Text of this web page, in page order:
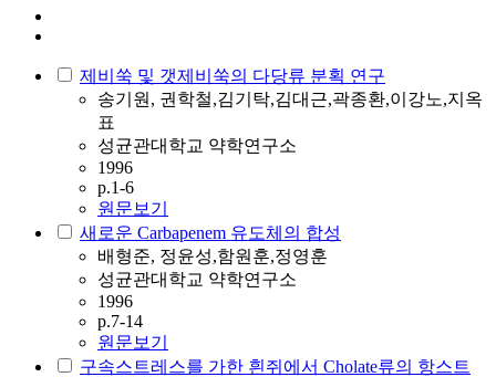
제비쑥 및 갯제비쑥의 다당류 분획 연구
송기원, 권학철,김기탁,김대근,곽종환,이강노,지옥
표
성균관대학교 약학연구소
1996
p.1-6
원문보기
새로운 Carbapenem 유도체의 합성
배형준, 정윤성,함원훈,정영훈
성균관대학교 약학연구소
1996
p.7-14
원문보기
구속스트레스를 가한 흰쥐에서 Cholate류의 항스트